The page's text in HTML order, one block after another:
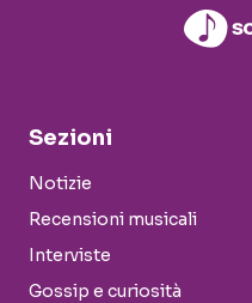
Sezioni
Notizie
Recensioni musicali
Interviste
Gossip e curiosità